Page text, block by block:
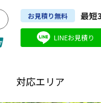
お見積り無料 最短
LINEお見積り
対応エリア